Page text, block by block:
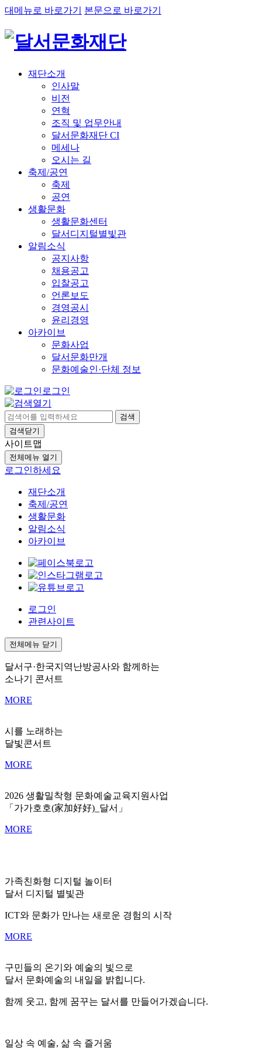
대메뉴로 바로가기 본문으로 바로가기
재단소개
인사말
비전
연혁
조직 및 업무안내
달서문화재단 CI
메세나
오시는 길
축제/공연
축제
공연
생활문화
생활문화센터
달서디지털별빛관
알림소식
공지사항
채용공고
입찰공고
언론보도
경영공시
윤리경영
아카이브
문화사업
달서문화만개
문화예술인·단체 정보
로그인
검색
검색닫기
사이트맵
전체메뉴 열기
로그인하세요
재단소개
축제/공연
생활문화
알림소식
아카이브
로그인
관련사이트
전체메뉴 닫기
달서구·한국지역난방공사와 함께하는
소나기 콘서트
MORE
시를 노래하는
달빛콘서트
MORE
2026 생활밀착형 문화예술교육지원사업
「가가호호(家加好好)_달서」
MORE
가족친화형 디지털 놀이터
달서 디지털 별빛관
ICT와 문화가 만나는 새로운 경험의 시작
MORE
구민들의 온기와 예술의 빛으로
달서 문화예술의 내일을 밝힙니다.
함께 웃고, 함께 꿈꾸는 달서를 만들어가겠습니다.
일상 속 예술, 삶 속 즐거움